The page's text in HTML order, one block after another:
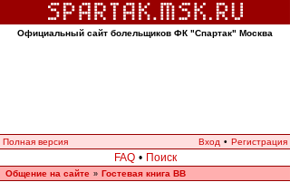
Официальный сайт болельщиков ФК "Спартак" Москва
Полная версия Вход • Регистрация
FAQ • Поиск
Общение на сайте » Гостевая книга ВВ